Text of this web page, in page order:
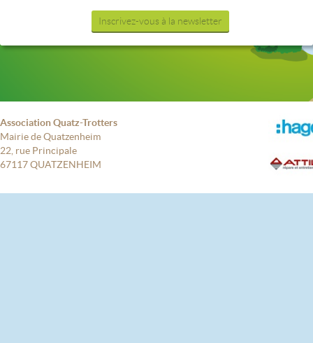
Inscrivez-vous à la newsletter
Association Quatz-Trotters
Mairie de Quatzenheim
22, rue Principale
67117 QUATZENHEIM